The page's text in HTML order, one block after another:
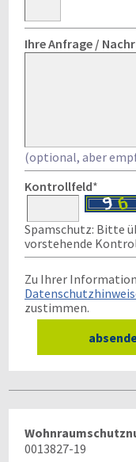
Ihre Anfrage /
(optional, aber
Kontrollfeld*
Spamschutz: Bitte
vorstehende
Zu Ihrer
zustimmen.
0013827-19